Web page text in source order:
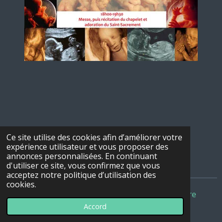
Ce site utilise des cookies afin d’améliorer votre
expérience utilisateur et vous proposer des
annonces personnalisées. En continuant
d'utiliser ce site, vous confirmez que vous
acceptez notre politique d’utilisation des
cookies.
Accord
© 2022 - 2026 Conférences des Veilleurs de Bigorre